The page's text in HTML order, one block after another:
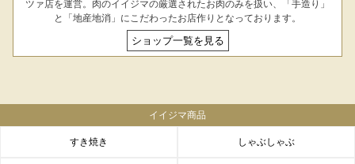
ツァ店を運営。肉のイイジマの厳選されたお肉のみを扱い、「手造り」
と「地産地消」にこだわったお店作りとなっております。
ショップ一覧を見る
イイジマ商品
すき焼き しゃぶしゃぶ